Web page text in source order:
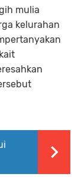
mulia
kelurahan